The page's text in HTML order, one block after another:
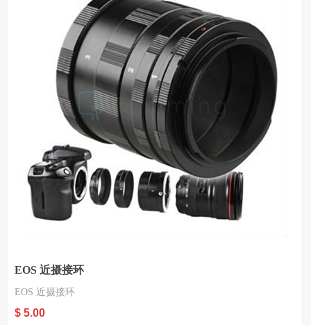
EOS 近摄接环
EOS 近摄接环
$ 5.00